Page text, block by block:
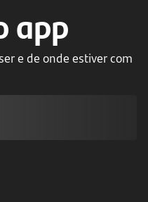
app
e de onde estiver com